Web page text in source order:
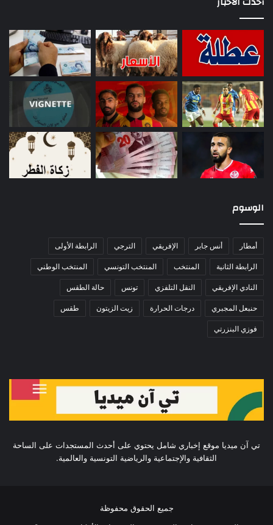
الوسوم
أمطار أنس جابر الإفريقي الترجي الرابطة الأولى
الرابطة الثانية المنتخب المنتخب التونسي المنتخب الوطني
النادي الإفريقي النقل التلفزي تونس حالة الطقس
حنبعل المجبري درجات الحرارة زيت الزيتون طقس
فوزي البنزرتي
تي آن ميديا موقع إخباري شامل يحتوي على أحدث المستجدات على الساحة
الثقافية والإجتماعية والرياضية التونسية والعالمية.
جميع الحقوق محفوظة